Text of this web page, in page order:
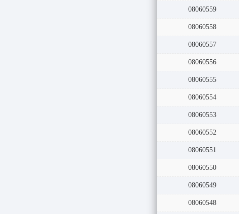
08060560
08060559
08060558
08060557
08060556
08060555
08060554
08060553
08060552
08060551
08060550
08060549